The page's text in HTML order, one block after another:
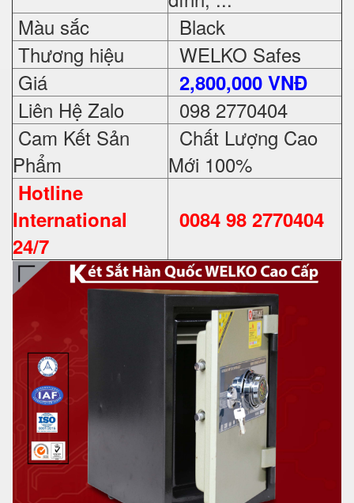
Màu sắc
Black
Thương hiệu
WELKO Safes
Giá
2,800,000 VNĐ
Liên Hệ Zalo
098 2770404
Cam Kết Sản
Phẩm
Chất Lượng Cao
Mới 100%
Hotline
International
24/7
0084 98 2770404